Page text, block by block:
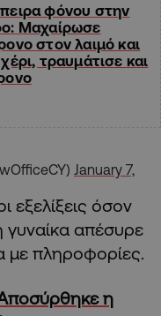
φόνου στην
Μαχαίρωσε
στον λαιμό και
τραυμάτισε και
January 7,
εξελίξεις όσον
απέσυρε
με πληροφορίες.
Αποσύρθηκε η